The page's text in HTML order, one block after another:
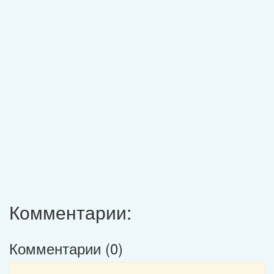
Комментарии:
Комментарии (0)